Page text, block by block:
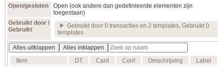
Open/gesloten
Open (ook andere dan gedefinieerde elementen zijn
toegestaan)
Gebruikt door /
Gebruikt
Gebruikt door 0 transacties en 2 templates, Gebruikt 0
templates
Alles uitklappen
Alles inklappen
Item
DT Card Conf Omschrijving Label